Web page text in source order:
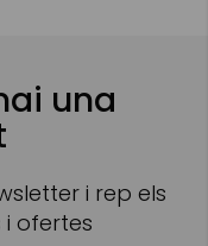
una
i rep els
ofertes